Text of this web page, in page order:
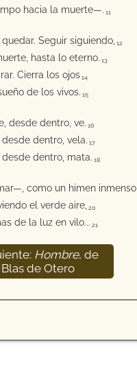
hacia la muerte—. 11
Seguir siguiendo, 12
hasta lo eterno. 13
Cierra los ojos 14
de los vivos. 15
desde dentro, ve. 16
dentro, vela. 17
dentro, mata. 18
como un himen inmenso,
el verde aire, 20
de la luz en vilo... 21
Hombre, de
Blas de Otero